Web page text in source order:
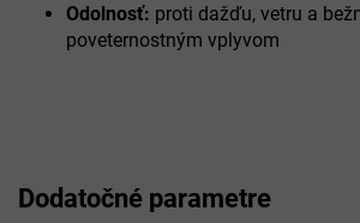
Odolnosť: proti dažďu, vetru a
poveternostným vplyvom
Dodatočné parametre